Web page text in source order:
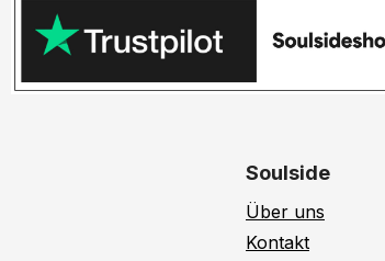
Soulside
Über uns
Kontakt